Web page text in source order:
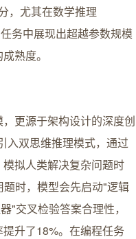
，尤其在数学推理
务中展现出超越参数规模
熟度。
更源于架构设计的深度创
入双思维推理模式，通过
拟人类解决复杂问题时
时，模型会先启动"逻辑
"交叉检验答案合理性，
升了18%。在编程任务